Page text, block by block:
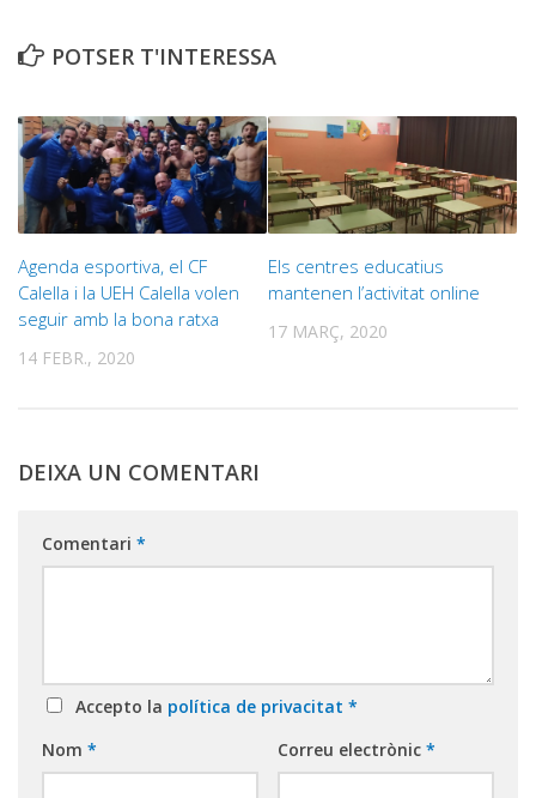
POTSER T'INTERESSA
Agenda esportiva, el CF
Calella i la UEH Calella volen
seguir amb la bona ratxa
14 FEBR., 2020
Els centres educatius
mantenen l’activitat online
17 MARÇ, 2020
DEIXA UN COMENTARI
Comentari *
Accepto la política de privacitat *
Nom * Correu electrònic *